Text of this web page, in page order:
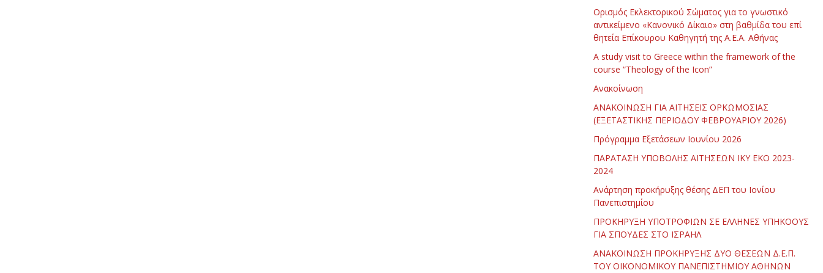
Ορισμός Εκλεκτορικού Σώματος για το γνωστικό
αντικείμενο «Κανονικό Δίκαιο» στη βαθμίδα του επί
θητεία Επίκουρου Καθηγητή της Α.Ε.Α. Αθήνας
Α study visit to Greece within the framework of the
course “Theology of the Icon”
Ανακοίνωση
ΑΝΑΚΟΙΝΩΣΗ ΓΙΑ ΑΙΤΗΣΕΙΣ ΟΡΚΩΜΟΣΙΑΣ
(ΕΞΕΤΑΣΤΙΚΗΣ ΠΕΡΙΟΔΟΥ ΦΕΒΡΟΥΑΡΙΟΥ 2026)
Πρόγραμμα Εξετάσεων Ιουνίου 2026
ΠΑΡΑΤΑΣΗ ΥΠΟΒΟΛΗΣ ΑΙΤΗΣΕΩΝ ΙΚΥ ΕΚΟ 2023-
2024
Ανάρτηση προκήρυξης θέσης ΔΕΠ του Ιονίου
Πανεπιστημίου
ΠΡΟΚΗΡΥΞΗ ΥΠΟΤΡΟΦΙΩΝ ΣΕ ΕΛΛΗΝΕΣ ΥΠΗΚΟΟΥΣ
ΓΙΑ ΣΠΟΥΔΕΣ ΣΤΟ ΙΣΡΑΗΛ
ΑΝΑΚΟΙΝΩΣΗ ΠΡΟΚΗΡΥΞΗΣ ΔΥΟ ΘΕΣΕΩΝ Δ.Ε.Π.
ΤΟΥ ΟΙΚΟΝΟΜΙΚΟΥ ΠΑΝΕΠΙΣΤΗΜΙΟΥ ΑΘΗΝΩΝ